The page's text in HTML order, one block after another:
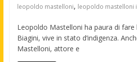
leopoldo mastelloni, leopoldo mastelloni
Leopoldo Mastelloni ha paura di fare
Biagini, vive in stato d’indigenza.
Mastelloni, attore e